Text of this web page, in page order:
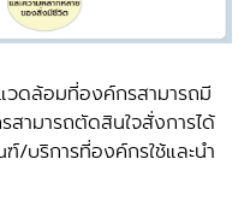
ดล้อมที่องค์กรสามารถมี
ามารถตัดสินใจสั่งการได้
/บริการที่องค์กรใช้และนำ